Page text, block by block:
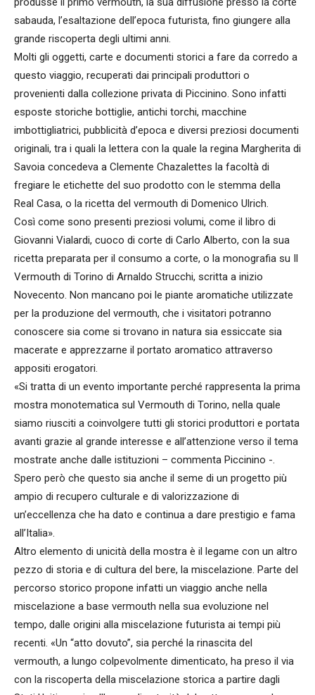
sabauda, l’esaltazione dell’epoca futurista, fino giungere alla
grande riscoperta degli ultimi anni.
Molti gli oggetti, carte e documenti storici a fare da corredo a
questo viaggio, recuperati dai principali produttori o
provenienti dalla collezione privata di Piccinino. Sono infatti
esposte storiche bottiglie, antichi torchi, macchine
imbottigliatrici, pubblicità d’epoca e diversi preziosi documenti
originali, tra i quali la lettera con la quale la regina Margherita di
Savoia concedeva a Clemente Chazalettes la facoltà di
fregiare le etichette del suo prodotto con le stemma della
Real Casa, o la ricetta del vermouth di Domenico Ulrich.
Così come sono presenti preziosi volumi, come il libro di
Giovanni Vialardi, cuoco di corte di Carlo Alberto, con la sua
ricetta preparata per il consumo a corte, o la monografia su Il
Vermouth di Torino di Arnaldo Strucchi, scritta a inizio
Novecento. Non mancano poi le piante aromatiche utilizzate
per la produzione del vermouth, che i visitatori potranno
conoscere sia come si trovano in natura sia essiccate sia
macerate e apprezzarne il portato aromatico attraverso
appositi erogatori.
«Si tratta di un evento importante perché rappresenta la prima
mostra monotematica sul Vermouth di Torino, nella quale
siamo riusciti a coinvolgere tutti gli storici produttori e portata
avanti grazie al grande interesse e all’attenzione verso il tema
mostrate anche dalle istituzioni – commenta Piccinino -.
Spero però che questo sia anche il seme di un progetto più
ampio di recupero culturale e di valorizzazione di
un’eccellenza che ha dato e continua a dare prestigio e fama
all’Italia».
Altro elemento di unicità della mostra è il legame con un altro
pezzo di storia e di cultura del bere, la miscelazione. Parte del
percorso storico propone infatti un viaggio anche nella
miscelazione a base vermouth nella sua evoluzione nel
tempo, dalle origini alla miscelazione futurista ai tempi più
recenti. «Un “atto dovuto”, sia perché la rinascita del
vermouth, a lungo colpevolmente dimenticato, ha preso il via
con la riscoperta della miscelazione storica a partire dagli